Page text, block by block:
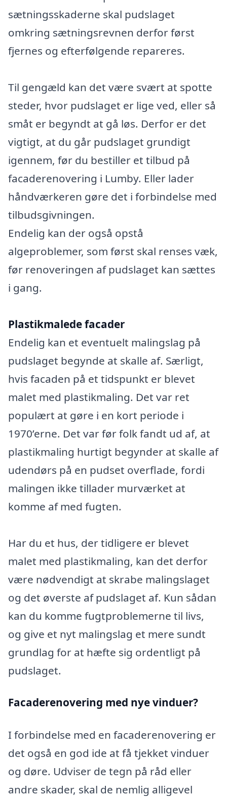
sætningsskaderne skal pudslaget
omkring sætningsrevnen derfor først
fjernes og efterfølgende repareres.
Til gengæld kan det være svært at spotte
steder, hvor pudslaget er lige ved, eller så
småt er begyndt at gå løs. Derfor er det
vigtigt, at du går pudslaget grundigt
igennem, før du bestiller et tilbud på
facaderenovering i Lumby. Eller lader
håndværkeren gøre det i forbindelse med
tilbudsgivningen.
Endelig kan der også opstå
algeproblemer, som først skal renses væk,
før renoveringen af pudslaget kan sættes
i gang.
Plastikmalede facader
Endelig kan et eventuelt malingslag på
pudslaget begynde at skalle af. Særligt,
hvis facaden på et tidspunkt er blevet
malet med plastikmaling. Det var ret
populært at gøre i en kort periode i
1970’erne. Det var før folk fandt ud af, at
plastikmaling hurtigt begynder at skalle af
udendørs på en pudset overflade, fordi
malingen ikke tillader murværket at
komme af med fugten.
Har du et hus, der tidligere er blevet
malet med plastikmaling, kan det derfor
være nødvendigt at skrabe malingslaget
og det øverste af pudslaget af. Kun sådan
kan du komme fugtproblemerne til livs,
og give et nyt malingslag et mere sundt
grundlag for at hæfte sig ordentligt på
pudslaget.
Facaderenovering med nye vinduer?
I forbindelse med en facaderenovering er
det også en god ide at få tjekket vinduer
og døre. Udviser de tegn på råd eller
andre skader, skal de nemlig alligevel